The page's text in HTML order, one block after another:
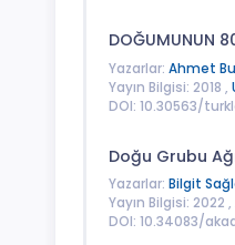
DOĞUMUNUN
Yazarlar: Ahmet
Yayın Bilgisi: 2018 ,
DOI: 10.30563/
Doğu Grubu
Yazarlar: Bilgit
Yayın Bilgisi: 2022 ,
DOI: 10.34083/